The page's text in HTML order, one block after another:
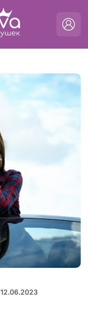
12.06.2023